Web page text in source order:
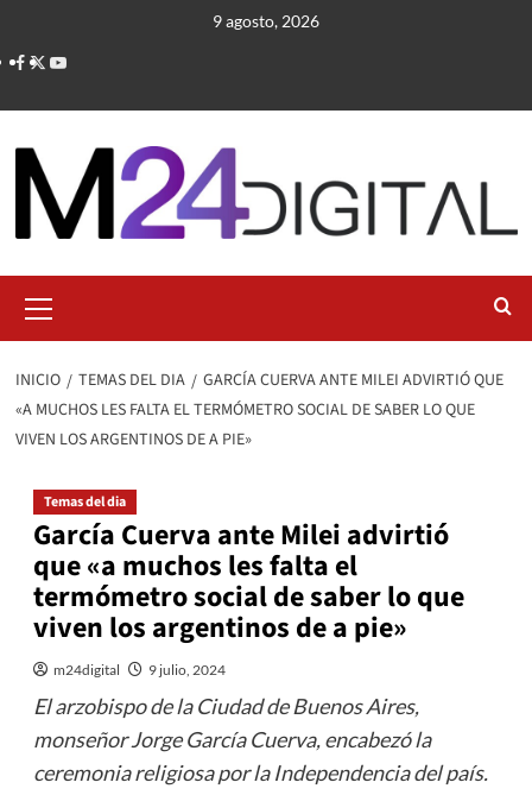
contenido
9 agosto, 2026
primario
INICIO TEMAS DEL DIA
GARCÍA CUERVA ANTE MILEI ADVIRTIÓ QUE
«A MUCHOS LES FALTA EL TERMÓMETRO SOCIAL DE SABER LO QUE
VIVEN LOS ARGENTINOS DE A PIE»
Temas del dia
García Cuerva ante Milei advirtió
que «a muchos les falta el
termómetro social de saber lo que
viven los argentinos de a pie»
m24digital 9 julio, 2024
El arzobispo de la Ciudad de Buenos Aires,
monseñor Jorge García Cuerva, encabezó la
ceremonia religiosa por la Independencia del país.